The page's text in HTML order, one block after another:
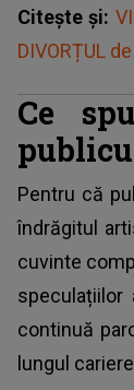
Citește și:
DIVORȚUL
Ce
Pentru că
îndrăgitul
cuvinte
continuă
lungul